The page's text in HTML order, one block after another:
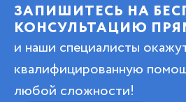
ЗАПИШИТЕСЬ НА
КОНСУЛЬТАЦИЮ
и наши специалисты
квалифицированную
любой сложности!